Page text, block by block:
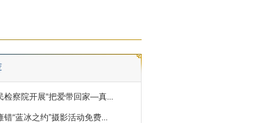
检察院开展“把爱带回家—真...
错“蓝冰之约”摄影活动免费...